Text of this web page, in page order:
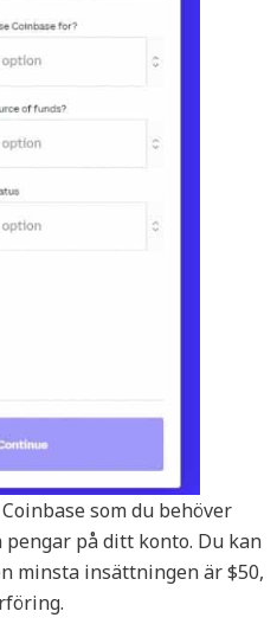
som du behöver
på ditt konto. Du kan
minsta insättningen är $50,